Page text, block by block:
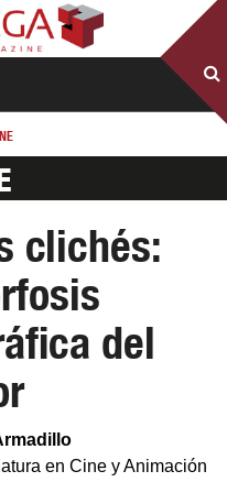
clichés:
del
en Cine y Animación